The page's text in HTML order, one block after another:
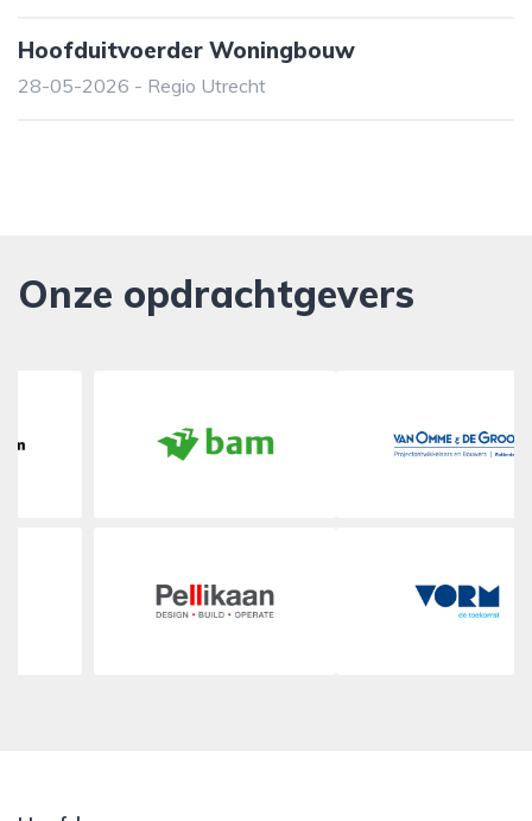
Hoofduitvoerder Woningbouw
28-05-2026 - Regio Utrecht
Onze opdrachtgevers